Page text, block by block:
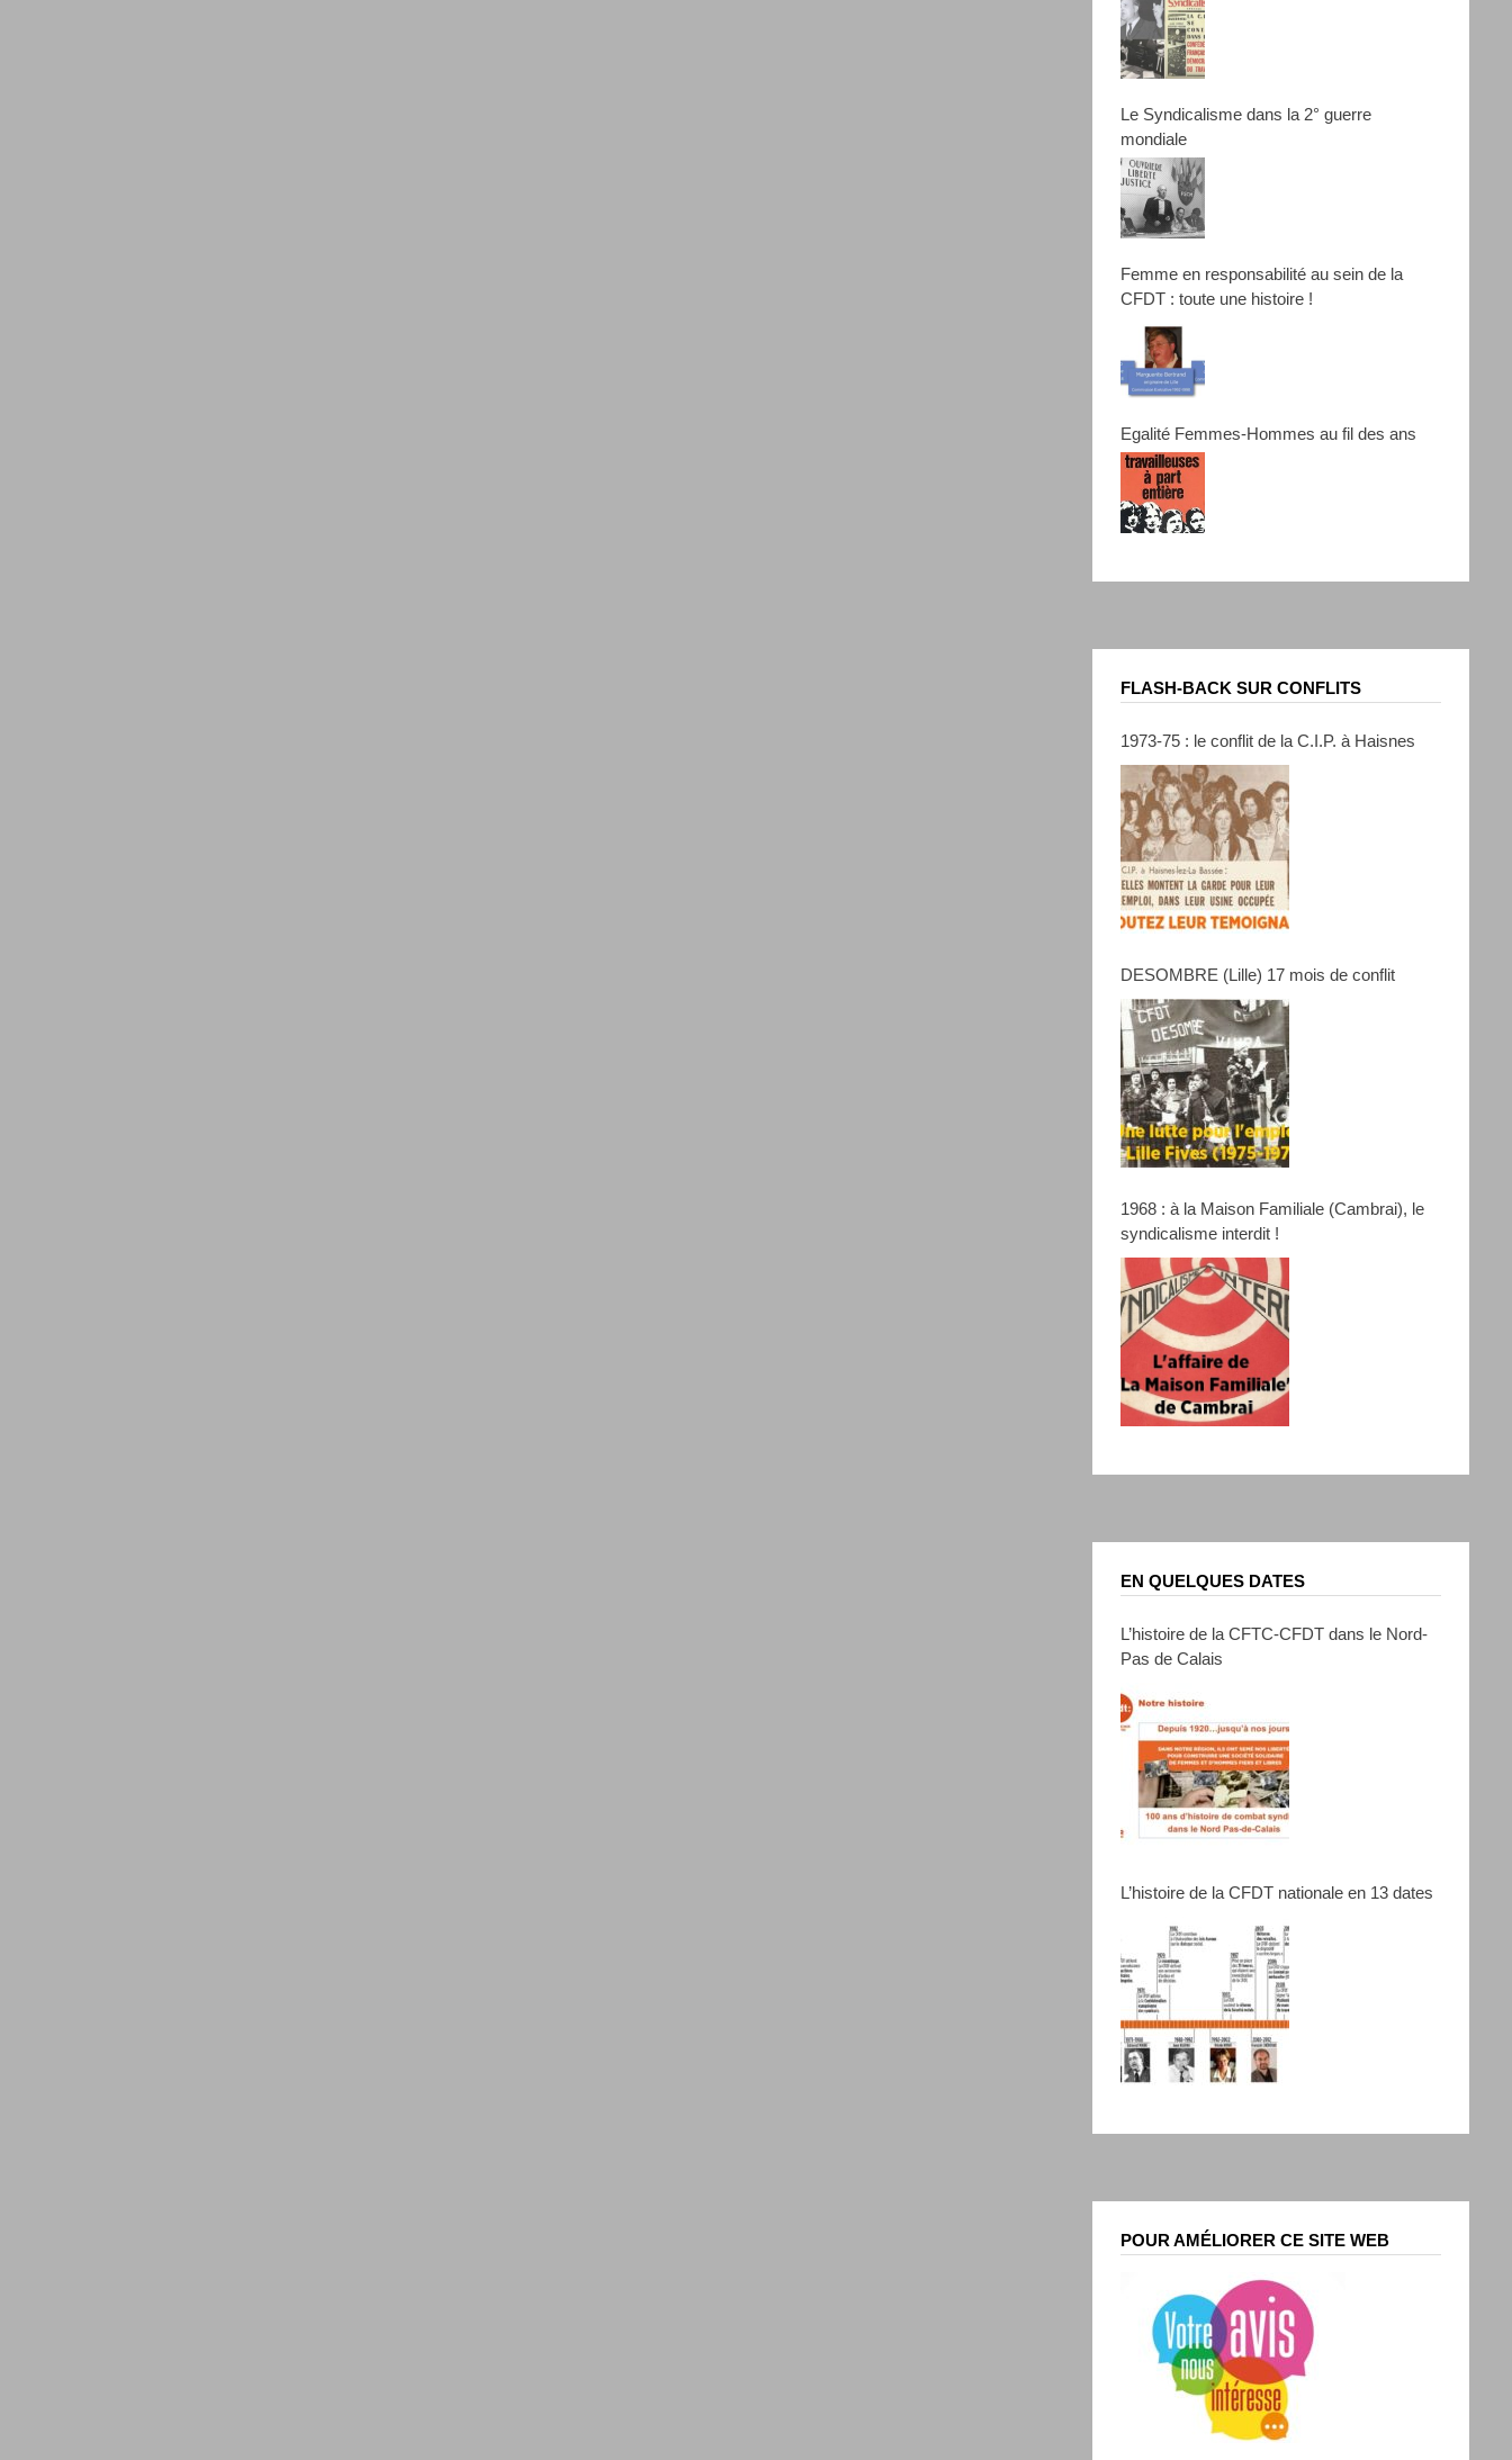
Le Syndicalisme dans la 2° guerre
mondiale
Femme en responsabilité au sein de la
CFDT : toute une histoire !
Egalité Femmes-Hommes au fil des ans
FLASH-BACK SUR CONFLITS
1973-75 : le conflit de la C.I.P. à Haisnes
DESOMBRE (Lille) 17 mois de conflit
1968 : à la Maison Familiale (Cambrai), le
syndicalisme interdit !
EN QUELQUES DATES
L’histoire de la CFTC-CFDT dans le Nord-
Pas de Calais
L’histoire de la CFDT nationale en 13 dates
POUR AMÉLIORER CE SITE WEB